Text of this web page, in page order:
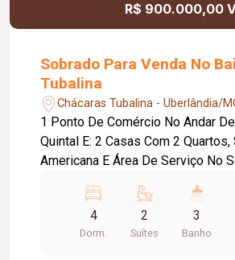
R$ 900.000,00
Sobrado Para Venda No
Tubalina
Chácaras Tubalina - Uberlândia/
1 Ponto De Comércio No Andar
Quintal E: 2 Casas Com 2 Quartos,
Americana E Área De Serviço No Segundo Andar
Banheiro Social Copa Cozinha Área De Serviço
Garagem 4 Carros
4
Dorm.
2
Suítes
3
Banho